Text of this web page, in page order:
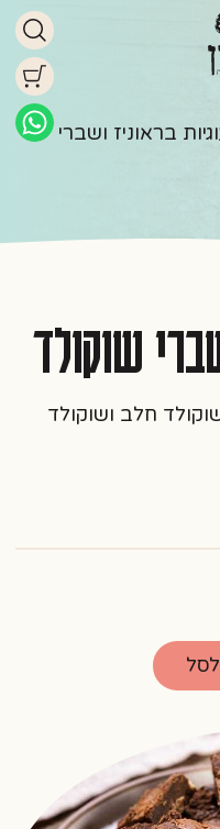
בראוניז ושברי
שוקולד
חלב ושוקולד